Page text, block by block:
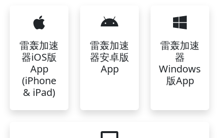
雷轰加速
器iOS版
App
(iPhone
& iPad)
雷轰加速
器安卓版
App
雷轰加速
器
Windows
版App